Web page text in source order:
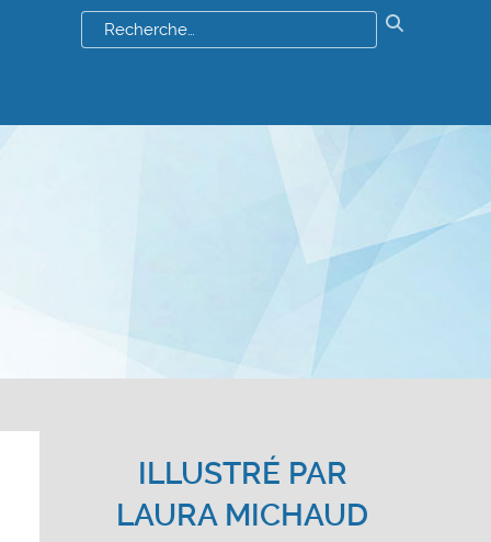
recherche
ILLUSTRÉ PAR
LAURA MICHAUD